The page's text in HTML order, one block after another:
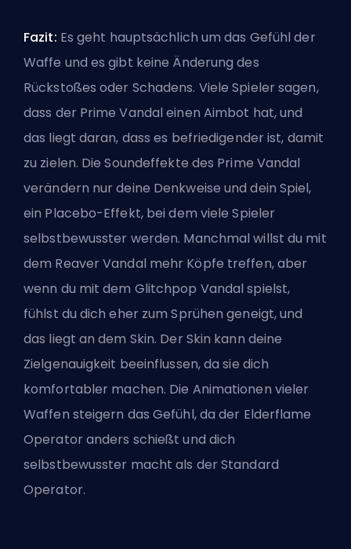
Fazit: Es geht hauptsächlich um das Gefühl der
Waffe und es gibt keine Änderung des
Rückstoßes oder Schadens. Viele Spieler sagen,
dass der Prime Vandal einen Aimbot hat, und
das liegt daran, dass es befriedigender ist, damit
zu zielen. Die Soundeffekte des Prime Vandal
verändern nur deine Denkweise und dein Spiel,
ein Placebo-Effekt, bei dem viele Spieler
selbstbewusster werden. Manchmal willst du mit
dem Reaver Vandal mehr Köpfe treffen, aber
wenn du mit dem Glitchpop Vandal spielst,
fühlst du dich eher zum Sprühen geneigt, und
das liegt an dem Skin. Der Skin kann deine
Zielgenauigkeit beeinflussen, da sie dich
komfortabler machen. Die Animationen vieler
Waffen steigern das Gefühl, da der Elderflame
Operator anders schießt und dich
selbstbewusster macht als der Standard
Operator.